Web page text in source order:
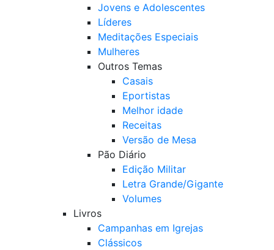
Jovens e Adolescentes
Líderes
Meditações Especiais
Mulheres
Outros Temas
Casais
Eportistas
Melhor idade
Receitas
Versão de Mesa
Pão Diário
Edição Militar
Letra Grande/Gigante
Volumes
Livros
Campanhas em Igrejas
Clássicos